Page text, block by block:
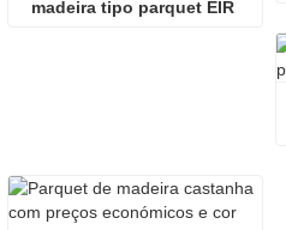
madeira tipo parquet EIR